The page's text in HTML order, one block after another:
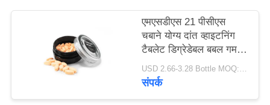
एमएसडीएस 21 पीसीएस
चबाने योग्य दांत व्हाइटनिंग
टैबलेट डिग्रेडेबल बबल गम
स्वाद
USD 2.66-3.28 Bottle MOQ:150 बोतलें
संपर्क